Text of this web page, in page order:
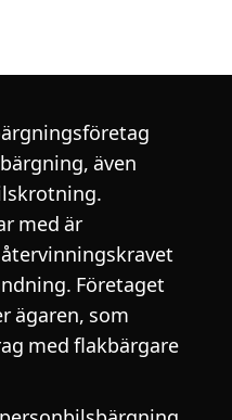
även
med är
Företaget
ägaren, som
med flakbärgare